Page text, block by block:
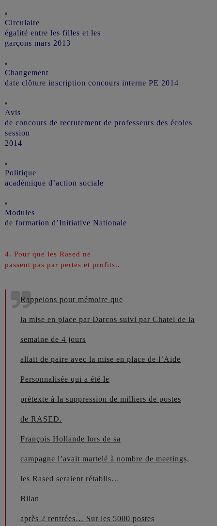
Circulaire
égalité entre les filles et les
garçons mars 2013
Changement
date clôture inscription concours interne PE 2014
Avis
de concours de recrutement de professeurs des écoles
session
2014
Politique
académique d’action sociale
Modules
de formation d’Initiative Nationale
4. Pour que les Rased ne
passent pas par pertes et profits.. .
Rappelons pour mémoire que
la mise en place par Darcos suivi par Chatel de la
semaine de 4 jours
allait de paire avec la mise en place de l’Aide
Personnalisée qui a été le
prétexte à la suppression de milliers de postes
de RASED.
François Hollande lors de sa
campagne l’avait martelé à nombre de meetings,
les Rased seraient rétablis…
Bilan
après 2 rentrées… Sur les 5000 postes